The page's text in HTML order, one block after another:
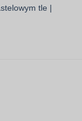
tle |